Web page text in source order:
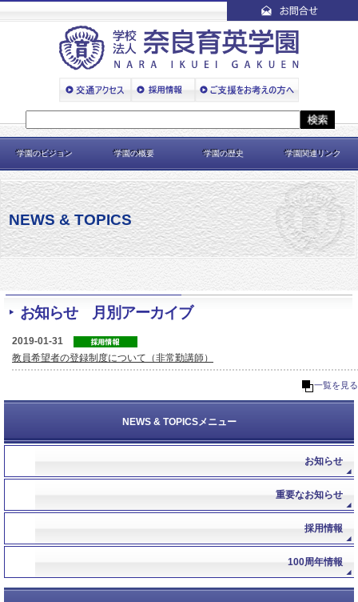
学園のビジョン 学園の概要 学園の歴史 学園関連リンク
NEWS & TOPICS
お知らせ 月別アーカイブ
2019-01-31
教員希望者の登録制度について（非常勤講師）
一覧を見る
NEWS & TOPICSメニュー
お知らせ
重要なお知らせ
採用情報
100周年情報